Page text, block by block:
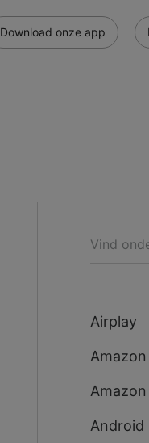
Download onze app
Airplay
Android